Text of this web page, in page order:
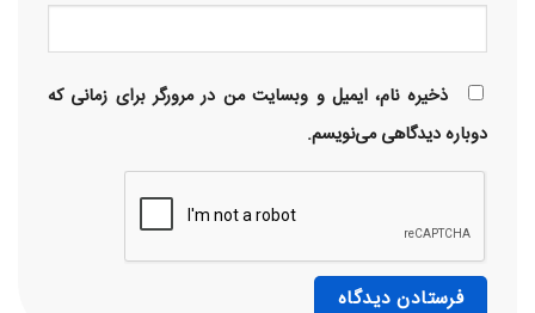
ذخیره نام، ایمیل و وبسایت من در مرورگر برای زمانی که
دوباره دیدگاهی می‌نویسم.